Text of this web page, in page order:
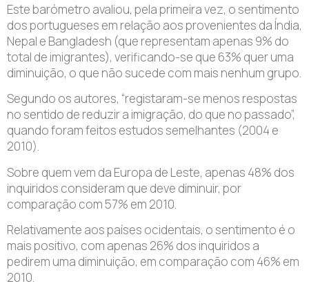
Este barómetro avaliou, pela primeira vez, o sentimento
dos portugueses em relação aos provenientes da Índia,
Nepal e Bangladesh (que representam apenas 9% do
total de imigrantes), verificando-se que 63% quer uma
diminuição, o que não sucede com mais nenhum grupo.
Segundo os autores, “registaram-se menos respostas
no sentido de reduzir a imigração, do que no passado”,
quando foram feitos estudos semelhantes (2004 e
2010).
Sobre quem vem da Europa de Leste, apenas 48% dos
inquiridos consideram que deve diminuir, por
comparação com 57% em 2010.
Relativamente aos países ocidentais, o sentimento é o
mais positivo, com apenas 26% dos inquiridos a
pedirem uma diminuição, em comparação com 46% em
2010.